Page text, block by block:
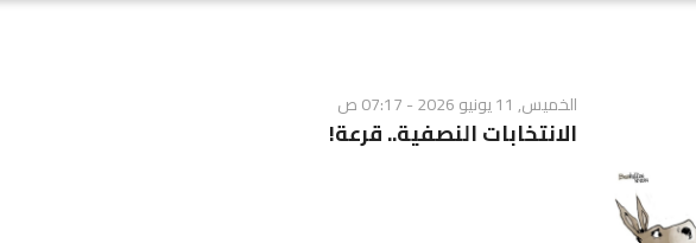
الخميس, 11 يونيو 2026 - 07:17 ص
الانتخابات النصفية.. قرعة!